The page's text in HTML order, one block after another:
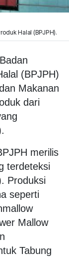
Halal (BPJPH).
(BPJPH)
Makanan
dari
merilis
terdeteksi
Produksi
seperti
Mallow
Tabung